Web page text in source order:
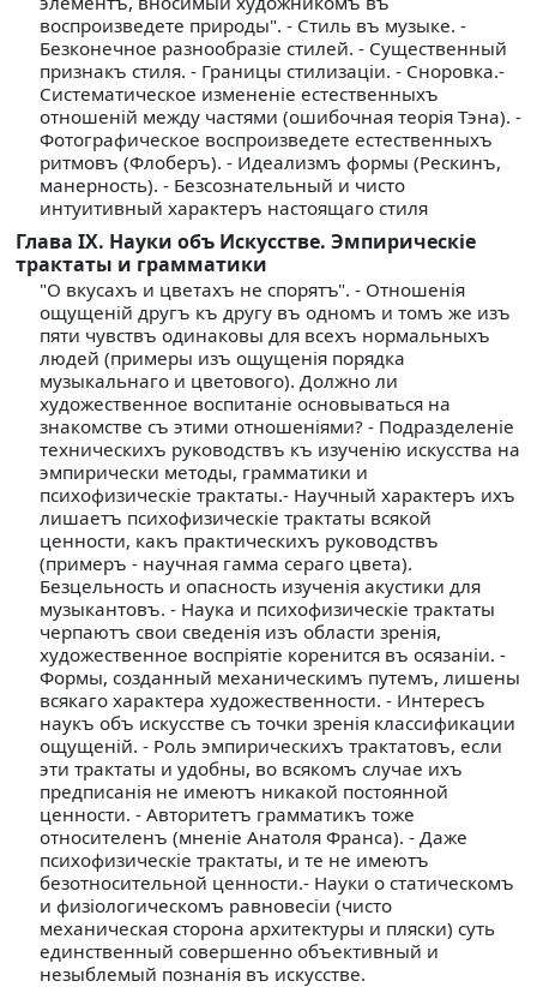
воспроизведете природы". - Стиль въ музыке. -
Безконечное разнообразiе стилей. - Существенный
признакъ стиля. - Границы стилизацiи. - Сноровка.-
Систематическое измененiе естественныхъ
отношенiй между частями (ошибочная теорiя Тэна). -
Фотографическое воспроизведете естественныхъ
ритмовъ (Флоберъ). - Идеализмъ формы (Рескинъ,
манерность). - Безсознательный и чисто
интуитивный характеръ настоящаго стиля
Глава IX. Науки объ Искусстве. Эмпирическiе
трактаты и грамматики
"О вкусахъ и цветахъ не спорятъ". - Отношенiя
ощущенiй другъ къ другу въ одномъ и томъ же изъ
пяти чувствъ одинаковы для всехъ нормальныхъ
людей (примеры изъ ощущенiя порядка
музыкальнаго и цветового). Должно ли
художественное воспитанiе основываться на
знакомстве съ этими отношенiями? - Подразделенiе
техническихъ руководствъ къ изученiю искусства на
эмпирически методы, грамматики и
психофизическiе трактаты.- Научный характеръ ихъ
лишаетъ психофизическiе трактаты всякой
ценности, какъ практическихъ руководствъ
(примеръ - научная гамма сераго цвета).
Безцельность и опасность изученiя акустики для
музыкантовъ. - Наука и психофизическiе трактаты
черпаютъ свои сведенiя изъ области зренiя,
художественное воспрiятiе коренится въ осязанiи. -
Формы, созданный механическимъ путемъ, лишены
всякаго характера художественности. - Интересъ
наукъ объ искусстве съ точки зренiя классификации
ощущенiй. - Роль эмпирическихъ трактатовъ, если
эти трактаты и удобны, во всякомъ случае ихъ
предписанiя не имеютъ никакой постоянной
ценности. - Авторитетъ грамматикъ тоже
относителенъ (мненiе Анатоля Франса). - Даже
психофизическiе трактаты, и те не имеютъ
безотносительной ценности.- Науки о статическомъ
и физiологическомъ равновесiи (чисто
механическая сторона архитектуры и пляски) суть
единственный совершенно объективный и
незыблемый познанiя въ искусстве.